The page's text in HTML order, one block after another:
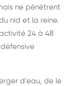
ne pénètrent
nid et la reine.
24 à 48
d'eau, de le